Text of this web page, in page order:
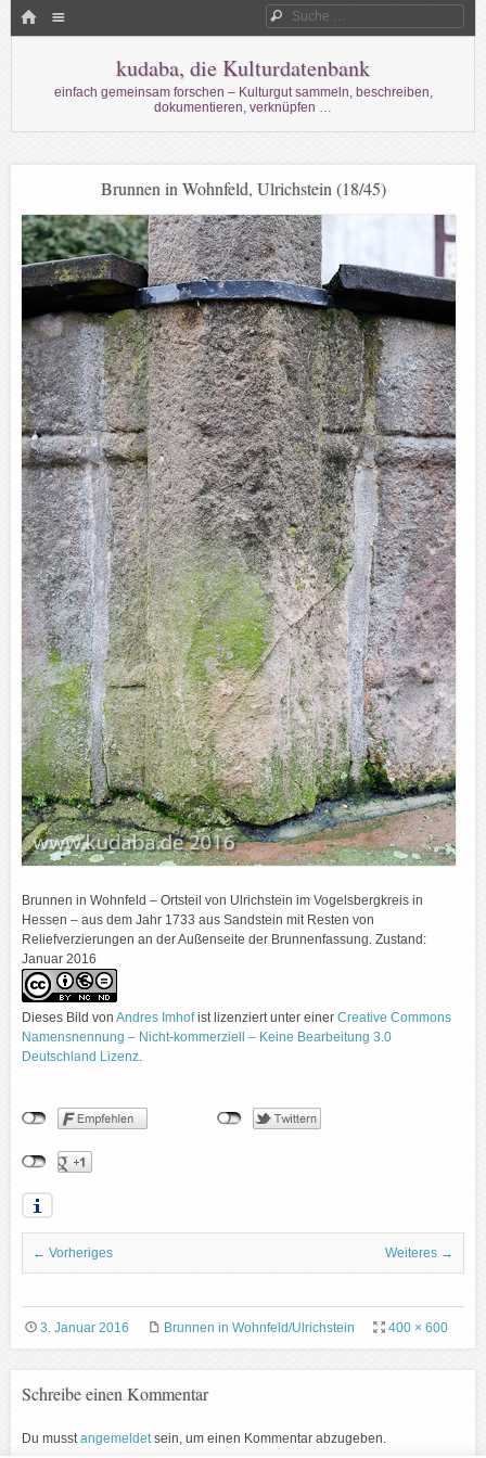
HOME Suche
kudaba, die Kulturdatenbank
einfach gemeinsam forschen – Kulturgut sammeln, beschreiben,
dokumentieren, verknüpfen …
Brunnen in Wohnfeld, Ulrichstein (18/45)
Brunnen in Wohnfeld – Ortsteil von Ulrichstein im Vogelsbergkreis in
Hessen – aus dem Jahr 1733 aus Sandstein mit Resten von
Reliefverzierungen an der Außenseite der Brunnenfassung. Zustand:
Januar 2016
Dieses Bild von Andres Imhofist lizenziert unter einer Creative Commons
Namensnennung – Nicht-kommerziell – Keine Bearbeitung 3.0
Deutschland Lizenz.
← Vorheriges Weiteres →
3. Januar 2016 Brunnen in Wohnfeld/Ulrichstein 400 × 600
Schreibe einen Kommentar
Du musstangemeldetsein, um einen Kommentar abzugeben.